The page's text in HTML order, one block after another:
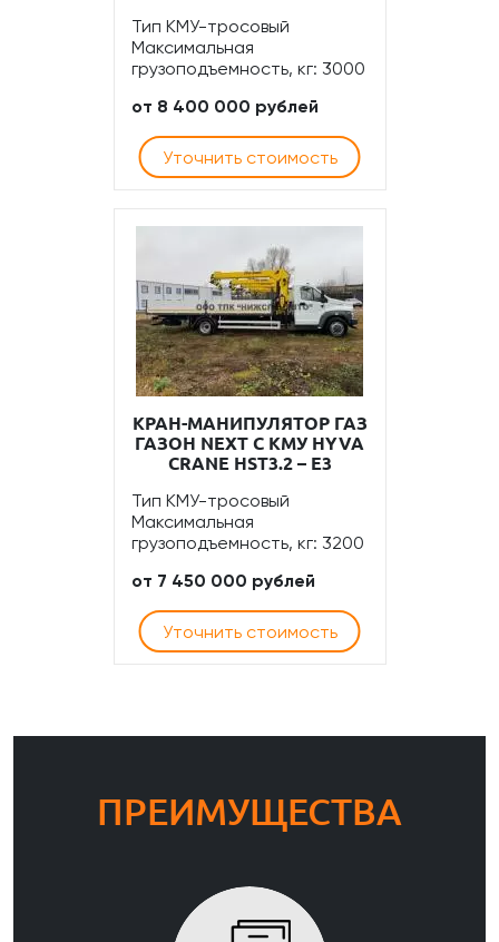
Тип КМУ-тросовый
Максимальная
грузоподъемность, кг: 3000
от 8 400 000 рублей
Уточнить стоимость
КРАН-МАНИПУЛЯТОР ГАЗ
ГАЗОН NEXT С КМУ HYVA
CRANE HST3.2 – E3
Тип КМУ-тросовый
Максимальная
грузоподъемность, кг: 3200
от 7 450 000 рублей
Уточнить стоимость
ПРЕИМУЩЕСТВА